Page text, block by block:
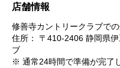
店舗情報
修善寺カントリークラブで
住所： 〒 410-2406 静岡県
ブ
※ 通常24時間で準備が完了